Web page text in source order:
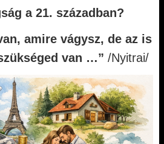
a 21. században?
amire vágysz, de az is
van …” /Nyitrai/